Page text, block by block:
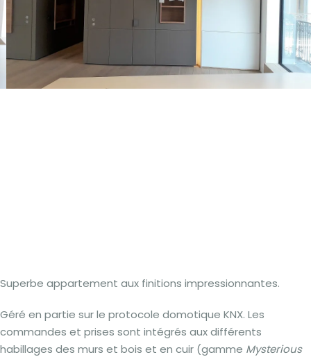
RE3
Superbe appartement aux finitions impressionnantes.
Géré en partie sur le protocole domotique KNX. Les
commandes et prises sont intégrés aux différents
habillages des murs et bois et en cuir (gamme Mysterious